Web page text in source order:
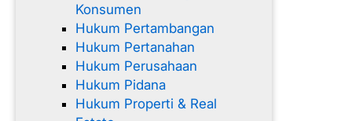
Konsumen
Hukum Pertambangan
Hukum Pertanahan
Hukum Perusahaan
Hukum Pidana
Hukum Properti & Real